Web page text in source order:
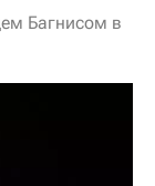
Багнисом в